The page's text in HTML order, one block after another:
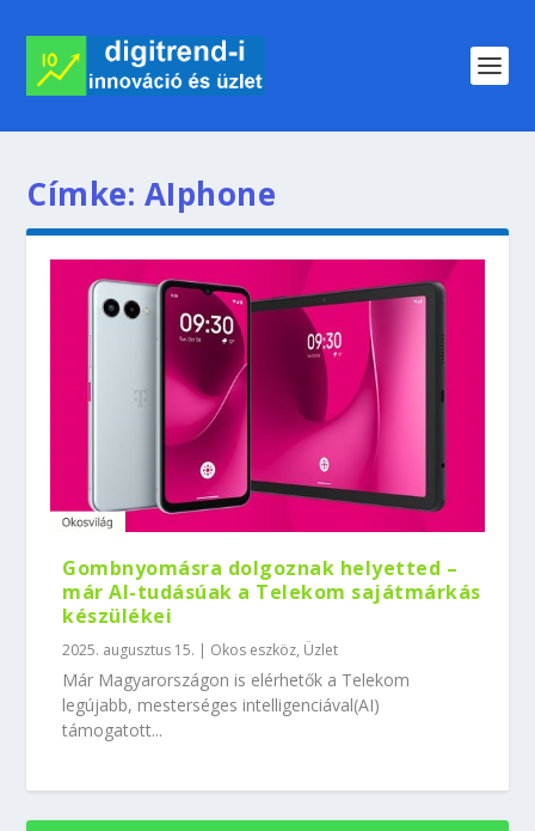
Címke: AIphone
Gombnyomásra dolgoznak helyetted –
már AI-tudásúak a Telekom sajátmárkás
készülékei
2025. augusztus 15. | Okos eszköz, Üzlet
Már Magyarországon is elérhetők a Telekom
legújabb, mesterséges intelligenciával(AI)
támogatott...